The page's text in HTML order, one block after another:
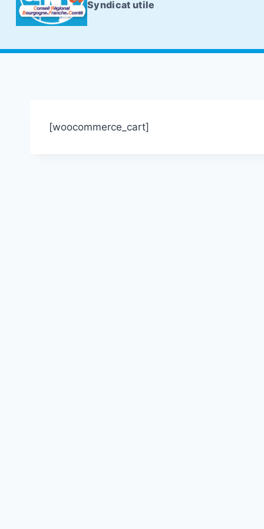
Syndicat utile
[woocommerce_cart]